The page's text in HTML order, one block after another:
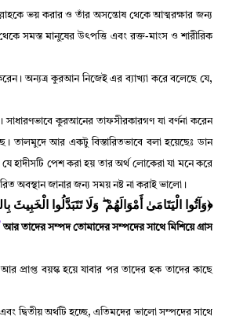
ভয় করার ও তাঁর অসন্তোষ থেকে আত্মরক্ষার জন্য
সমস্ত মানুষের উৎপত্তি এবং রক্ত-মাংস ও শারীরিক
। অন্যত্র কুরআন নিজেই এর ব্যাখ্যা করে বলেছে যে,
। সাধারণভাবে কুরআনের তাফসীরকারগণ যা বর্ণনা করেন
। তালমুদে আর একটু বিস্তারিতভাবে বলা হয়েছেঃ ডান
হাদীসটি পেশ করা হয় তার অর্থ লোকেরা যা মনে করে
অবস্থান জানার জন্য সময় নষ্ট না করাই ভালো ।
﴿وَآتُوا الْيَتَامَىٰ أَمْوَالَهُمْ ۖ وَلَا تَتَبَدَّلُوا
আর তাদের সম্পদ তোমাদের সম্পদের সাথে মিশিয়ে গ্রাস
প্রাপ্ত বয়স্ক হয়ে যাবার পর তাদের হক তাদের কাছে
দ্বিতীয় অর্থটি হচ্ছে,এতিমদের ভালো সম্পদের সাথে